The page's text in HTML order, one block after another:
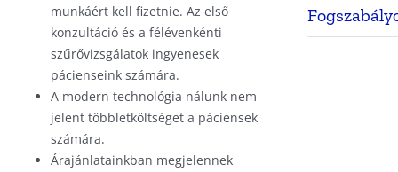
munkáért kell fizetnie. Az első
konzultáció és a félévenkénti
szűrővizsgálatok ingyenesek
pácienseink számára.
A modern technológia nálunk nem
jelent többletköltséget a páciensek
számára.
Árajánlatainkban megjelennek